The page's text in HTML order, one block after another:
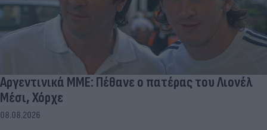
Αργεντινικά ΜΜΕ: Πέθανε ο πατέρας του Λιονέλ
Μέσι, Χόρχε
08.08.2026